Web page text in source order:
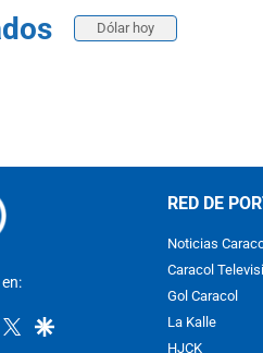
Dólar hoy
twittergoogle
RED DE
Noticias
Caracol
Gol Caracol
La Kalle
HJCK